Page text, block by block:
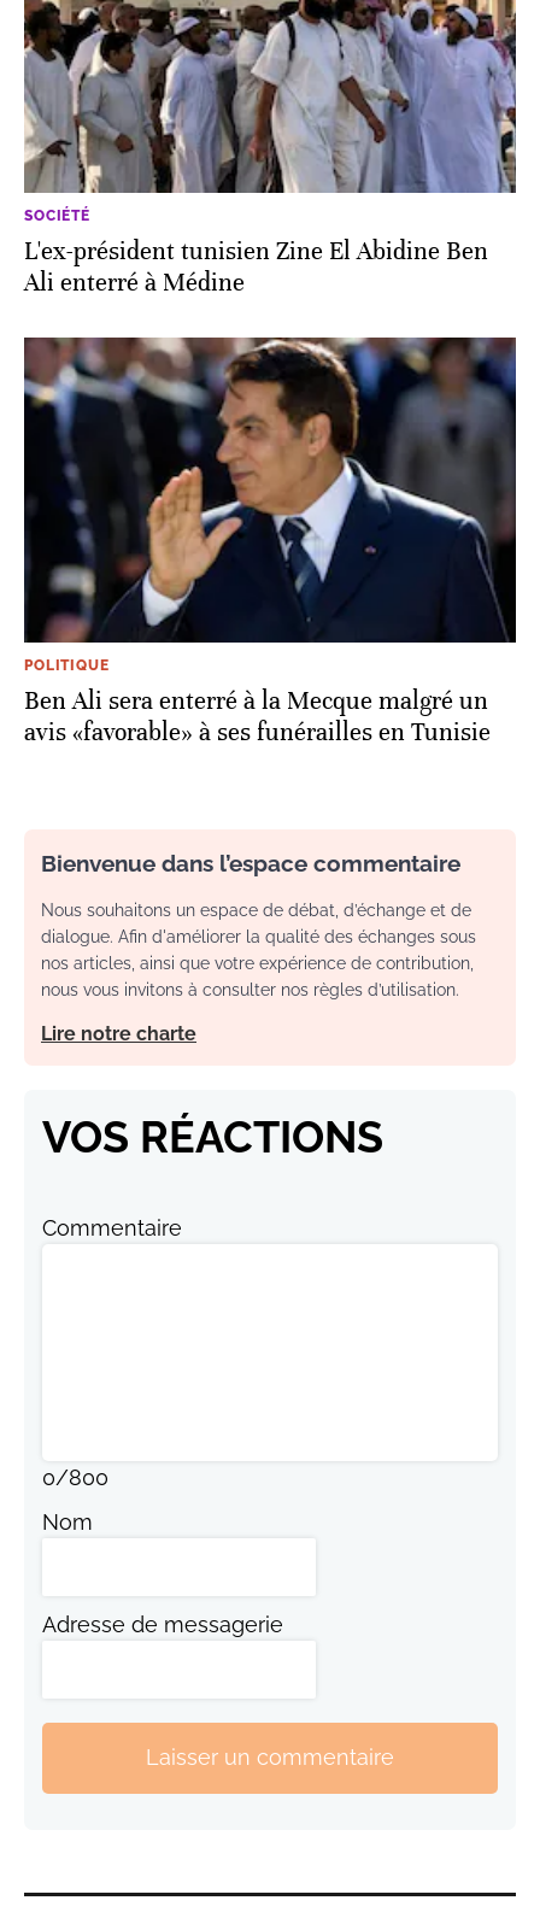
SOCIÉTÉ
L'ex-président tunisien Zine El Abidine Ben
Ali enterré à Médine
POLITIQUE
Ben Ali sera enterré à la Mecque malgré un
avis «favorable» à ses funérailles en Tunisie
Bienvenue dans l’espace commentaire
Nous souhaitons un espace de débat, d’échange et de
dialogue. Afin d'améliorer la qualité des échanges sous
nos articles, ainsi que votre expérience de contribution,
nous vous invitons à consulter nos règles d’utilisation.
Lire notre charte
VOS RÉACTIONS
Commentaire
0/800
Nom
Adresse de messagerie
Laisser un commentaire